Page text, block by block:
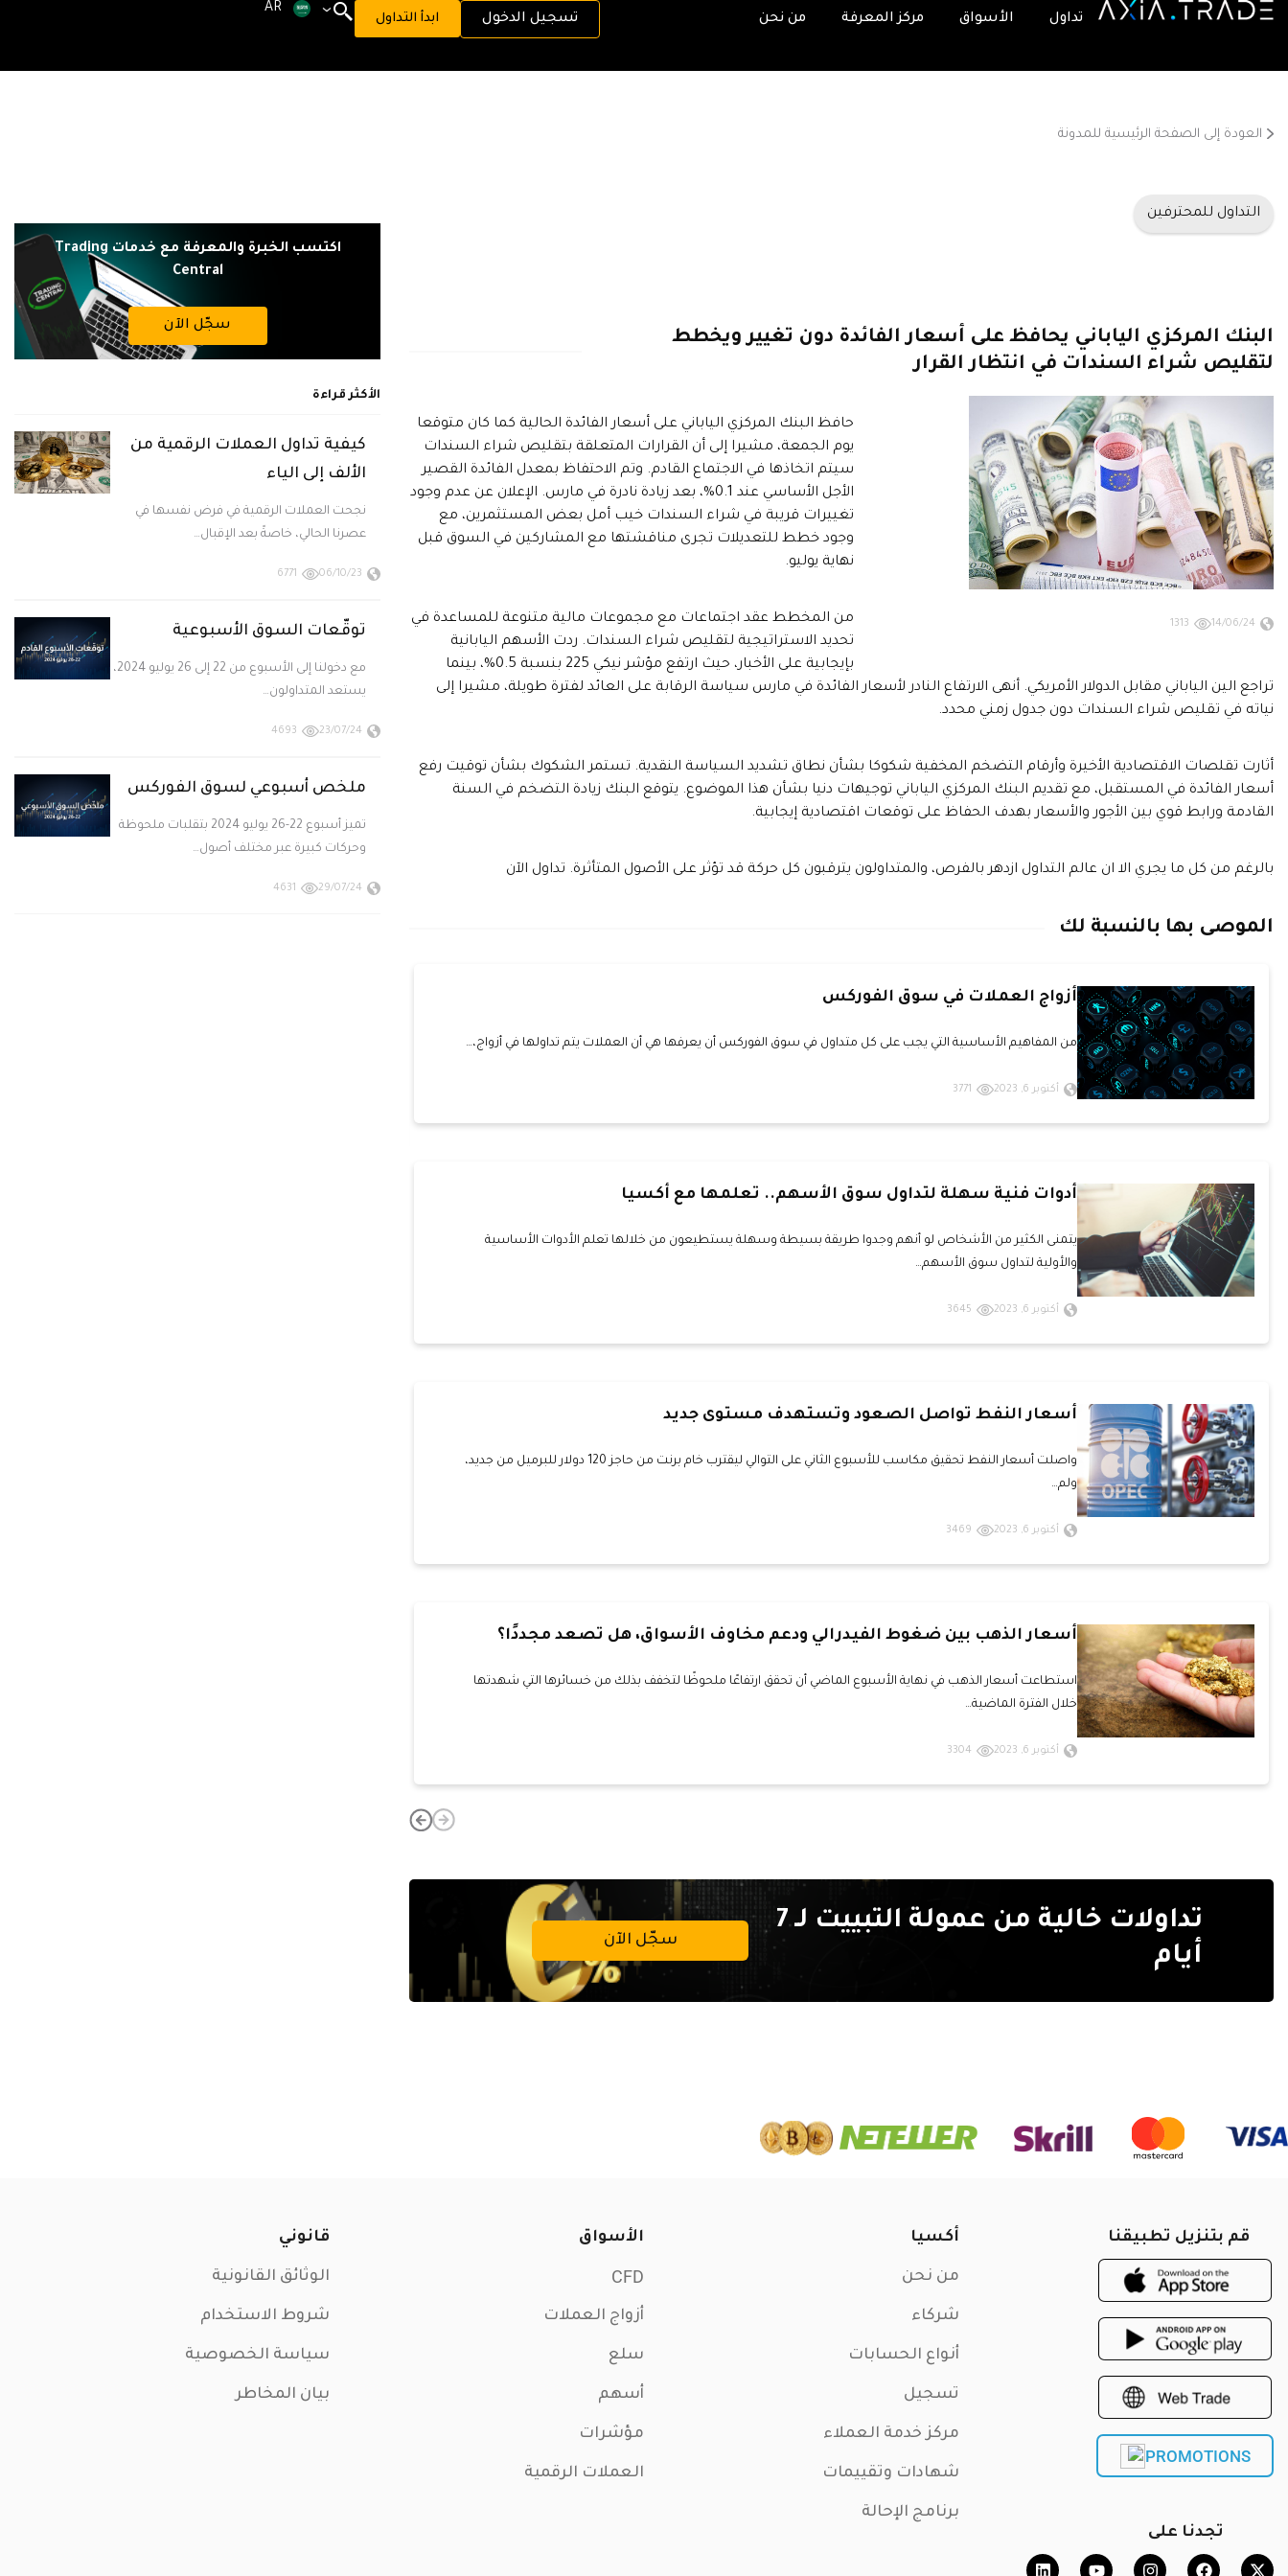
تداول الأسواق مركز المعرفة من نحن تسجيل الدخول ابدأ التداول
AR
العودة إلى الصفحة الرئيسية للمدونة
التداول للمحترفين
البنك المركزي الياباني يحافظ على أسعار الفائدة دون تغيير ويخطط
لتقليص شراء السندات في انتظار القرار
14/06/24
1313
حافظ البنك المركزي الياباني على أسعار الفائدة الحالية كما كان متوقعا
يوم الجمعة، مشيرا إلى أن القرارات المتعلقة بتقليص شراء السندات
سيتم اتخاذها في الاجتماع القادم. وتم الاحتفاظ بمعدل الفائدة القصير
الأجل الأساسي عند 0.1%، بعد زيادة نادرة في مارس. الإعلان عن عدم وجود
تغييرات قريبة في شراء السندات خيب أمل بعض المستثمرين، مع
وجود خطط للتعديلات تجرى مناقشتها مع المشاركين في السوق قبل
نهاية يوليو.
من المخطط عقد اجتماعات مع مجموعات مالية متنوعة للمساعدة في
تحديد الاستراتيجية لتقليص شراء السندات. ردت الأسهم اليابانية
بإيجابية على الأخبار، حيث ارتفع مؤشر نيكي 225 بنسبة 0.5%، بينما
تراجع الين الياباني مقابل الدولار الأمريكي. أنهى الارتفاع النادر لأسعار الفائدة في مارس سياسة الرقابة على العائد لفترة طويلة، مشيرا إلى
نياته في تقليص شراء السندات دون جدول زمني محدد.
أثارت تقلصات الاقتصادية الأخيرة وأرقام التضخم المخفية شكوكا بشأن نطاق تشديد السياسة النقدية. تستمر الشكوك بشأن توقيت رفع
أسعار الفائدة في المستقبل، مع تقديم البنك المركزي الياباني توجيهات دنيا بشأن هذا الموضوع. يتوقع البنك زيادة التضخم في السنة
القادمة ورابط قوي بين الأجور والأسعار بهدف الحفاظ على توقعات اقتصادية إيجابية.
بالرغم من كل ما يجري الا ان عالم التداول ازدهر بالفرص، والمتداولون يترقبون كل حركة قد تؤثر على الأصول المتأثرة. تداول الآن
الموصى بها بالنسبة لك
أزواج العملات في سوق الفوركس
من المفاهيم الأساسية التي يجب على كل متداول في سوق الفوركس أن يعرفها هي أن العملات يتم تداولها في أزواج،…
أكتوبر 6, 2023 3771
أدوات فنية سهلة لتداول سوق الأسهم.. تعلمها مع أكسيا
يتمنى الكثير من الأشخاص لو أنهم وجدوا طريقة بسيطة وسهلة يستطيعون من خلالها تعلم الأدوات الأساسية
والأولية لتداول سوق الأسهم…
أكتوبر 6, 2023 3645
أسعار النفط تواصل الصعود وتستهدف مستوى جديد
واصلت أسعار النفط تحقيق مكاسب للأسبوع الثاني على التوالي ليقترب خام برنت من حاجز 120 دولار للبرميل من جديد،
ولم…
أكتوبر 6, 2023 3469
أسعار الذهب بين ضغوط الفيدرالي ودعم مخاوف الأسواق، هل تصعد مجددًا؟
استطاعت أسعار الذهب في نهاية الأسبوع الماضي أن تحقق ارتفاعًا ملحوظًا لتخفف بذلك من خسائرها التي شهدتها
خلال الفترة الماضية…
أكتوبر 6, 2023 3304
تداولات خالية من عمولة التبييت لـ 7
أيام
سجّل الآن
اكتسب الخبرة والمعرفة مع خدمات Trading
Central
سجّل الآن
الأكثر قراءة
كيفية تداول العملات الرقمية من
الألف إلى الياء
نجحت العملات الرقمية في فرض نفسها في
عصرنا الحالي، خاصةً بعد الإقبال…
06/10/23
6771
توقّعات السوق الأسبوعية
مع دخولنا إلى الأسبوع من 22 إلى 26 يوليو 2024،
يستعد المتداولون…
23/07/24
4693
ملخص أسبوعي لسوق الفوركس
تميز أسبوع 22-26 يوليو 2024 بتقلبات ملحوظة
وحركات كبيرة عبر مختلف أصول…
29/07/24
4631
قم بتنزيل تطبيقنا
PROMOTIONS
تجدنا على
أكسيا
من نحن
شركاء
أنواع الحسابات
تسجيل
مركز خدمة العملاء
شهادات وتقييمات
برنامج الإحالة
الأسواق
CFD
أزواج العملات
سلع
أسهم
مؤشرات
العملات الرقمية
قانوني
الوثائق القانونية
شروط الاستخدام
سياسة الخصوصية
بيان المخاطر